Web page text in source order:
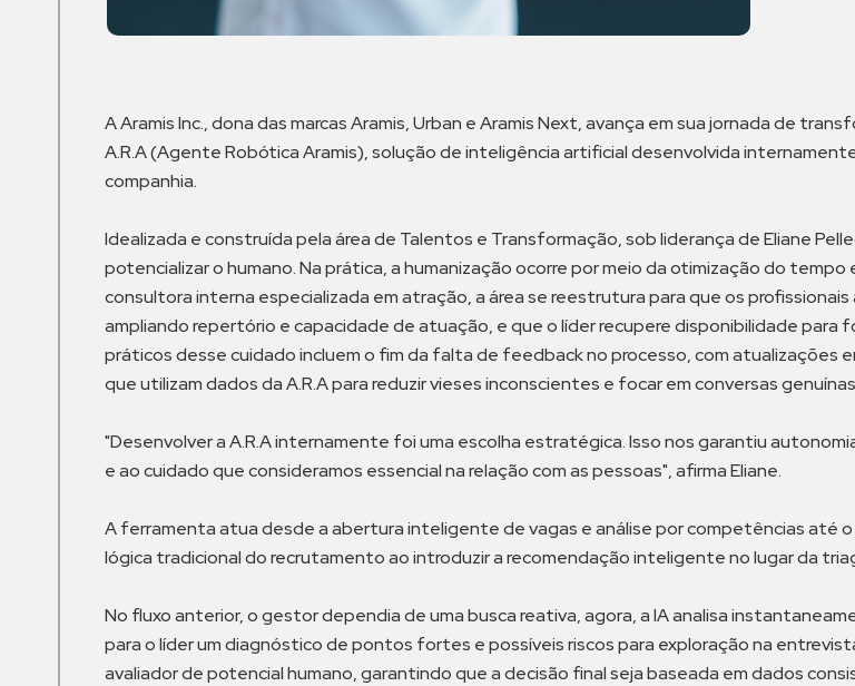
A Aramis Inc., dona das marcas Aramis, Urban e Aramis Next, avança em sua jornada de
A.R.A (Agente Robótica Aramis), solução de inteligência artificial desenvolvida
companhia.
Idealizada e construída pela área de Talentos e Transformação, sob liderança de Eliane
potencializar o humano. Na prática, a humanização ocorre por meio da otimização do
consultora interna especializada em atração, a área se reestrutura para que os
ampliando repertório e capacidade de atuação, e que o líder recupere disponibilidade para
práticos desse cuidado incluem o fim da falta de feedback no processo, com atualizações
que utilizam dados da A.R.A para reduzir vieses inconscientes e focar em conversas
"Desenvolver a A.R.A internamente foi uma escolha estratégica. Isso nos garantiu
e ao cuidado que consideramos essencial na relação com as pessoas", afirma Eliane.
A ferramenta atua desde a abertura inteligente de vagas e análise por competências até
lógica tradicional do recrutamento ao introduzir a recomendação inteligente no lugar da
No fluxo anterior, o gestor dependia de uma busca reativa, agora, a IA analisa
para o líder um diagnóstico de pontos fortes e possíveis riscos para exploração na
avaliador de potencial humano, garantindo que a decisão final seja baseada em dados